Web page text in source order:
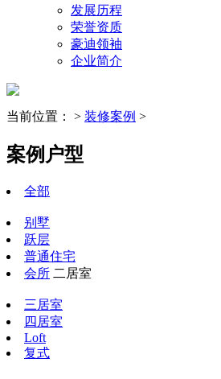
发展历程
荣誉资质
豪迪领袖
企业简介
当前位置： > 装修案例 >
案例户型
全部
别墅
跃层
普通住宅
会所 二居室
三居室
四居室
Loft
复式